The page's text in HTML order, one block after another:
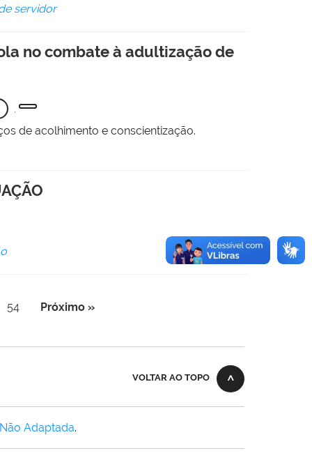
servidor
no combate à adultização de
,
de acolhimento e conscientização.
54 Próximo »
VOLTAR AO TOPO
Adaptada.